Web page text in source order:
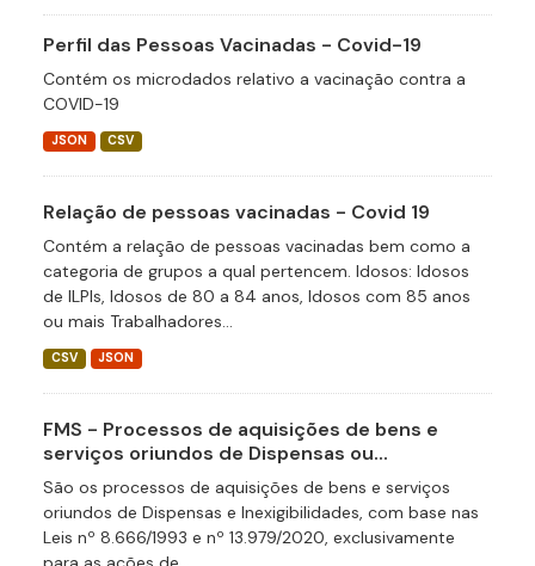
Perfil das Pessoas Vacinadas - Covid-19
Contém os microdados relativo a vacinação contra a
COVID-19
JSON CSV
Relação de pessoas vacinadas - Covid 19
Contém a relação de pessoas vacinadas bem como a
categoria de grupos a qual pertencem. Idosos: Idosos
de ILPIs, Idosos de 80 a 84 anos, Idosos com 85 anos
ou mais Trabalhadores...
CSV JSON
FMS - Processos de aquisições de bens e
serviços oriundos de Dispensas ou...
São os processos de aquisições de bens e serviços
oriundos de Dispensas e Inexigibilidades, com base nas
Leis nº 8.666/1993 e nº 13.979/2020, exclusivamente